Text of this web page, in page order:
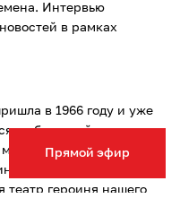
Прямой эфир
Интервью
в рамках
в 1966 году и уже
в областной столице.
много открытий…
начался очень
театр героиня нашего